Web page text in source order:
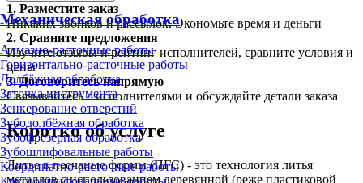
Механическая обработка
Алмазно-расточные работы
Горизонтально-расточные работы
Долбёжная обработка
Заточка инструмента
Зенкерование отверстий
Зубодолбёжная обработка
Зубофрезерная обработка
Зубошлифовальные работы
Координатно-расточные работы
1. Разместите заказ
Никаких звонков и рассылок. Экономьте время и деньги
2. Сравните предложения
Изучите отзывы и рейтинг исполнителей, сравните условия и
цены
3.Договоритесь напрямую
Связывайтесь с исполнителями и обсуждайте детали заказа
Коротко об услуге
Литье в песчаные формы (ПГС) - это технология литья
металлов с использованием деревянной (реже пластиковой